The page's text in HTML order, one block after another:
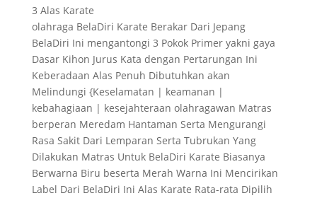
3 Alas Karate
olahraga BelaDiri Karate Berakar Dari Jepang
BelaDiri Ini mengantongi 3 Pokok Primer yakni gaya
Dasar Kihon Jurus Kata dengan Pertarungan Ini
Keberadaan Alas Penuh Dibutuhkan akan
Melindungi {Keselamatan | keamanan |
kebahagiaan | kesejahteraan olahragawan Matras
berperan Meredam Hantaman Serta Mengurangi
Rasa Sakit Dari Lemparan Serta Tubrukan Yang
Dilakukan Matras Untuk BelaDiri Karate Biasanya
Berwarna Biru beserta Merah Warna Ini Mencirikan
Label Dari BelaDiri Ini Alas Karate Rata-rata Dipilih